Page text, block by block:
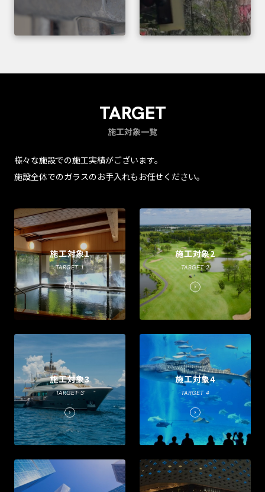
TARGET
施工対象一覧
様々な施設での施工実績がございます。
施設全体でのガラスのお手入れもお任せください。
施工対象1
TARGET 1
施工対象2
TARGET 2
施工対象3
TARGET 3
施工対象4
TARGET 4